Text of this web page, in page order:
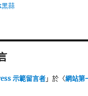
蒜
示範留言者」於〈網站第